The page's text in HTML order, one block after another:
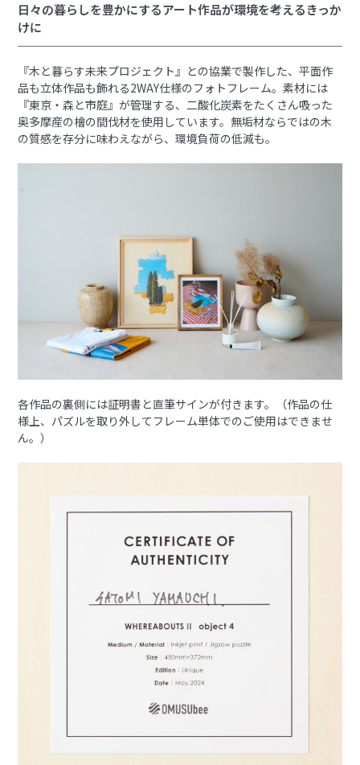
日々の暮らしを豊かにするアート作品が環境を考えるきっか
けに
『木と暮らす未来プロジェクト』との協業で製作した、平面作
品も立体作品も飾れる2WAY仕様のフォトフレーム。素材には
『東京・森と市庭』が管理する、二酸化炭素をたくさん吸った
奥多摩産の檜の間伐材を使用しています。無垢材ならではの木
の質感を存分に味わえながら、環境負荷の低減も。
各作品の裏側には証明書と直筆サインが付きます。（作品の仕
様上、パズルを取り外してフレーム単体でのご使用はできませ
ん。）